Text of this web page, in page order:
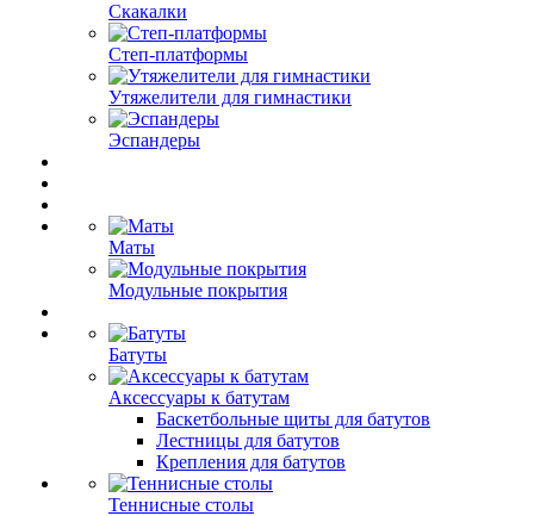
Скакалки
Степ-платформы
Утяжелители для гимнастики
Эспандеры
Маты
Модульные покрытия
Батуты
Аксессуары к батутам
Баскетбольные щиты для батутов
Лестницы для батутов
Крепления для батутов
Теннисные столы